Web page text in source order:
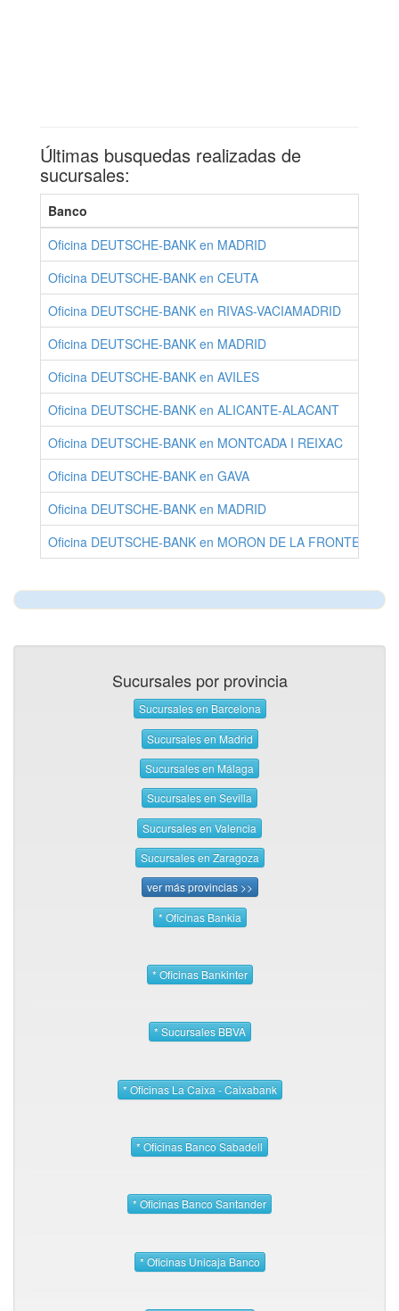
Últimas busquedas realizadas de
sucursales:
Banco
Oficina DEUTSCHE-BANK en MADRID
Oficina DEUTSCHE-BANK en CEUTA
Oficina DEUTSCHE-BANK en RIVAS-VACIAMADRID
Oficina DEUTSCHE-BANK en MADRID
Oficina DEUTSCHE-BANK en AVILES
Oficina DEUTSCHE-BANK en ALICANTE-ALACANT
Oficina DEUTSCHE-BANK en MONTCADA I REIXAC
Oficina DEUTSCHE-BANK en GAVA
Oficina DEUTSCHE-BANK en MADRID
Oficina DEUTSCHE-BANK en MORON DE LA FRONTERA
Sucursales por provincia
Sucursales en Barcelona
Sucursales en Madrid
Sucursales en Málaga
Sucursales en Sevilla
Sucursales en Valencia
Sucursales en Zaragoza
ver más provincias >>
* Oficinas Bankia
* Oficinas Bankinter
* Sucursales BBVA
* Oficinas La Caixa - Caixabank
* Oficinas Banco Sabadell
* Oficinas Banco Santander
* Oficinas Unicaja Banco